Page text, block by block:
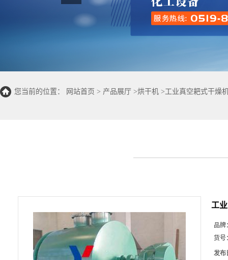
您当前的位置： 网站首页 > 产品展厅 >烘干机 >工业真空耙式干燥
工
品牌
货号
发布